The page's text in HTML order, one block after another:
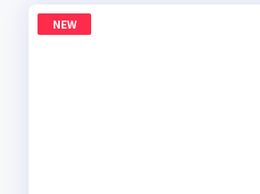
NEW